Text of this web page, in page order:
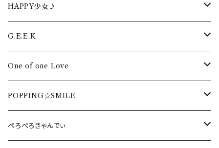
生誕DVD2022
生誕DVD2021
周年・ワンマンDVD
周年・ワンマンDVD2022
周年・ワンマンDVD2021
イベントDVD
LIVEPRO FESTIVAL DVD
配信DVD 2020
卒業DVD
卒業DVD2022
卒業DVD2021
フルーティーCD
フルーティーTシャツ
フルーティータオル
DVD
HAPPY少女♪
HAPPY少女♪CD
HAPPY少女♪ タオル
HAPPY少女♪ Tシャツ
DVD
G.E.E.K
G.E.E.K CD
G.E.E.K Tシャツ
G.E.E.K タオル
One of one Love
One of one Love CD
One of one Love Tシャツ
POPPING☆SMILE
POPPING☆SMILE Tシャツ
ぺろぺろきゃんでぃ